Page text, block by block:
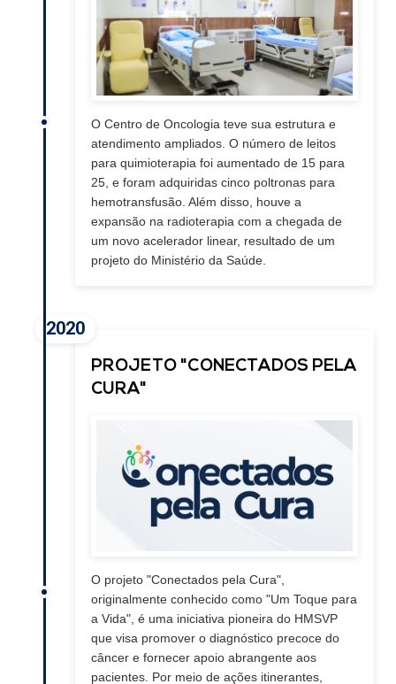
O Centro de Oncologia teve sua estrutura e
atendimento ampliados. O número de leitos
para quimioterapia foi aumentado de 15 para
25, e foram adquiridas cinco poltronas para
hemotransfusão. Além disso, houve a
expansão na radioterapia com a chegada de
um novo acelerador linear, resultado de um
projeto do Ministério da Saúde.
2020
PROJETO "CONECTADOS PELA
CURA"
O projeto "Conectados pela Cura",
originalmente conhecido como "Um Toque para
a Vida", é uma iniciativa pioneira do HMSVP
que visa promover o diagnóstico precoce do
câncer e fornecer apoio abrangente aos
pacientes. Por meio de ações itinerantes,